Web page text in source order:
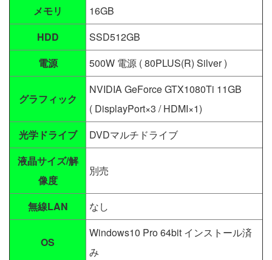
メモリ
16GB
HDD
SSD512GB
電源
500W 電源 ( 80PLUS(R) Silver )
グラフィック
NVIDIA GeForce GTX1080Ti 11GB
( DisplayPort×3 / HDMI×1)
光学ドライブ
DVDマルチドライブ
液晶サイズ/解
像度
別売
無線LAN なし
OS
Windows10 Pro 64bit インストール済
み